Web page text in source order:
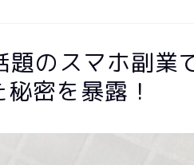
のスマホ副業
密を暴露！